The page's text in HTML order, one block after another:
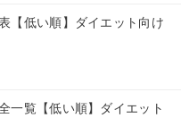
【低い順】ダイエット向け
一覧【低い順】ダイエット